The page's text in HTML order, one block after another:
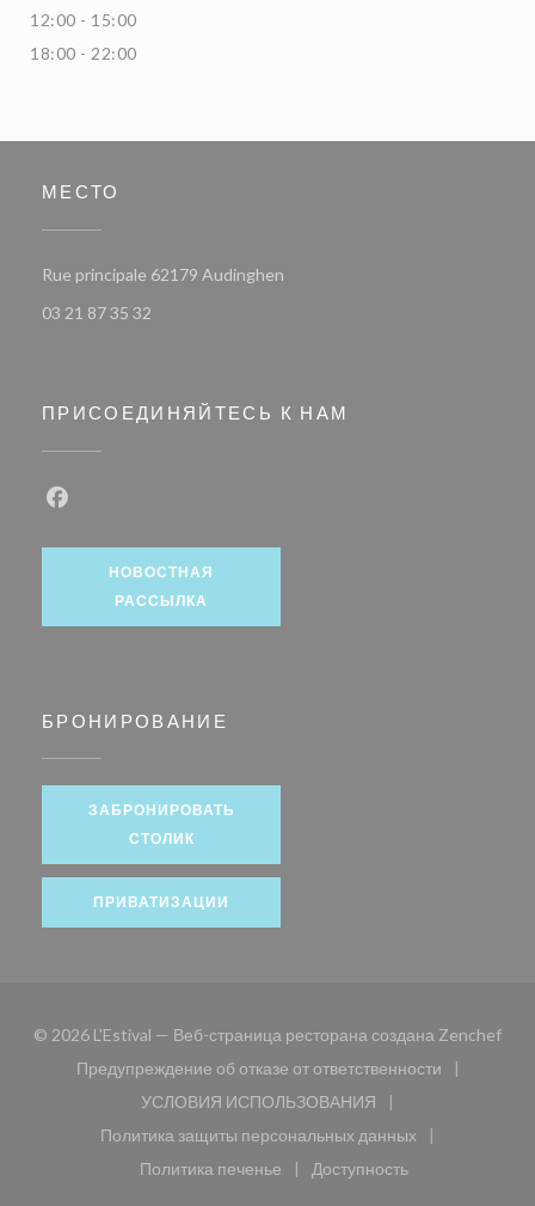
12:00 - 15:00
18:00 - 22:00
МЕСТО
Rue principale 62179 Audinghen
03 21 87 35 32
ПРИСОЕДИНЯЙТЕСЬ К НАМ
НОВОСТНАЯ
РАССЫЛКА
БРОНИРОВАНИЕ
ЗАБРОНИРОВАТЬ
СТОЛИК
ПРИВАТИЗАЦИИ
© 2026 L'Estival — Веб-страница ресторана создана Zenchef
Предупреждение об отказе от ответственности
((открывается в новом окне))
УСЛОВИЯ ИСПОЛЬЗОВАНИЯ
((открывается в новом окне))
Политика защиты персональных данных
((открывается в новом окне))
Политика печенье
((открывается в новом окне))
Доступность